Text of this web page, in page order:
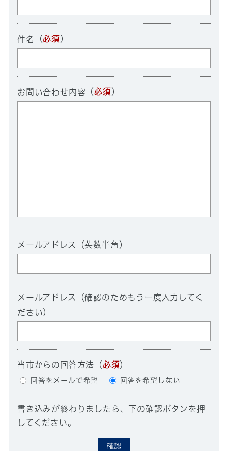
件名 （必須 ）
お問い合わせ内容 （必須 ）
メールアドレス（英数半角）
メールアドレス（確認のためもう一度入力してく
ださい）
当市からの回答方法 （必須）
回答をメールで希望 回答を希望しない
書き込みが終わりましたら、下の確認ボタンを押
してください。
確認